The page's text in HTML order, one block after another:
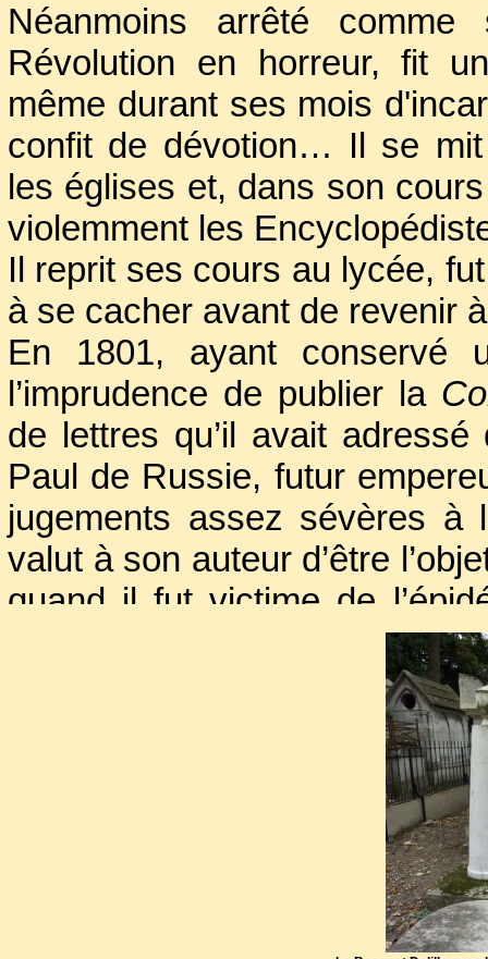
Néanmoins arrêté
Révolution en horreur, fit
même durant ses mois
confit de dévotion… Il se
les églises et, dans son
violemment les
Il reprit ses cours au lycée,
à se cacher avant de revenir
En 1801, ayant conservé
l’imprudence de publier la
de lettres qu’il avait
Paul de Russie, futur
jugements assez sévères à
valut à son auteur d’être
quand il fut victime de
Jean-François La Harpe fut
dont le terrain
1837 entraînant les
Sa dépouille fut translatée
1838 où elle trouva
l’enclos du Bosquet